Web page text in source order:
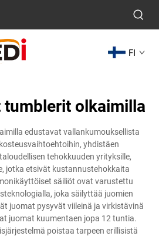
FI
tumblerit olkaimilla
edustavat vallankumouksellista
yhdistäen
tehokkuuden yrityksille,
jotka etsivät kustannustehokkaita
säiliöt ovat varustettu
joka säilyttää juomien
juomat pysyvät viileinä ja virkistävinä
juomat kuumentaen jopa 12 tuntia.
poistaa tarpeen erillisistä